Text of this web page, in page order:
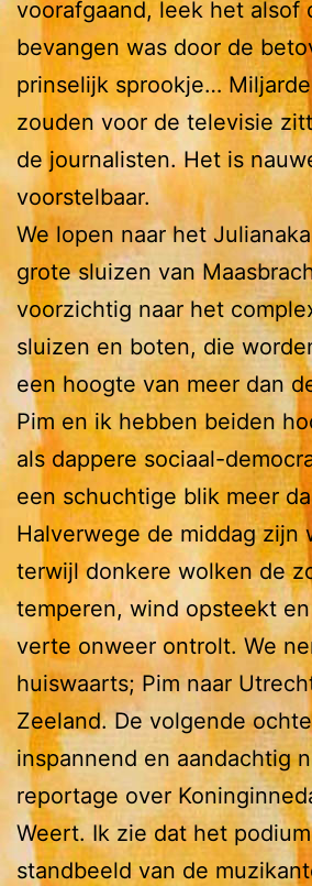
voorafgaand, leek het alsof
bevangen was door de
prinselijk sprookje…
zouden voor de televisie
de journalisten. Het is
voorstelbaar.
We lopen naar het
grote sluizen van
voorzichtig naar het
sluizen en boten, die
een hoogte van meer dan
Pim en ik hebben beiden
als dappere sociaal-
een schuchtige blik meer
Halverwege de middag zijn
terwijl donkere wolken de
temperen, wind opsteekt
verte onweer ontrolt. We
huiswaarts; Pim naar
Zeeland. De volgende
inspannend en aandachtig
reportage over
Weert. Ik zie dat het
standbeeld van de